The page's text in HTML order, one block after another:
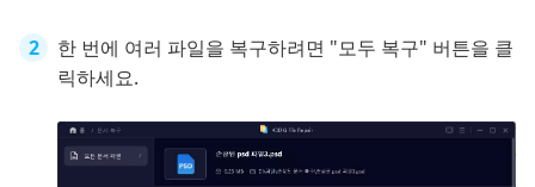
한 번에 여러 파일을 복구하려면 "모두 복구" 버튼을 클
릭하세요.